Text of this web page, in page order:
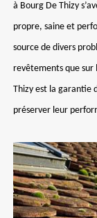
à Bourg De Thizy
propre, saine et
source de divers
revêtements que
Thizy est la garantie
préserver leur